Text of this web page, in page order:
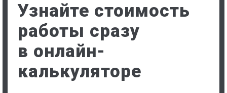
Узнайте стоимость
работы сразу
в онлайн-
калькуляторе